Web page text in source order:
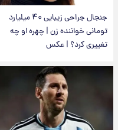
جنجال جراحی زیبایی ۴۰ میلیارد
تومانی خواننده زن | چهره او چه
تغییری کرد؟ | عکس